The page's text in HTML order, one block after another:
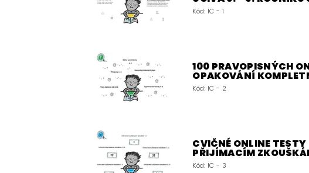
Kód: IC - 1
100 PRAVOPISNÝCH
OPAKOVÁNÍ
Kód: IC - 2
CVIČNÉ ONLINE
PŘIJÍMACÍM
Kód: IC - 3